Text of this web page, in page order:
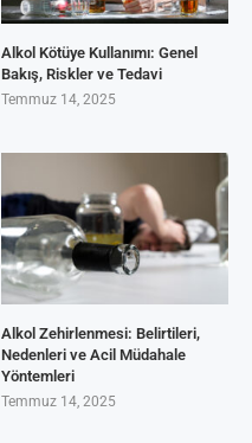
Alkol Kötüye Kullanımı: Genel
Bakış, Riskler ve Tedavi
Temmuz 14, 2025
Alkol Zehirlenmesi: Belirtileri,
Nedenleri ve Acil Müdahale
Yöntemleri
Temmuz 14, 2025